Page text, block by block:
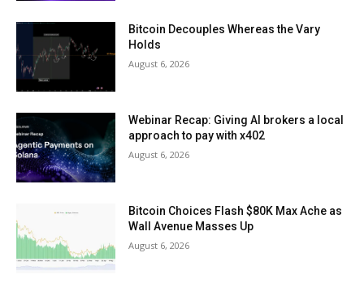
Bitcoin Decouples Whereas the Vary
Holds
August 6, 2026
Webinar Recap: Giving AI brokers a local
approach to pay with x402
August 6, 2026
Bitcoin Choices Flash $80K Max Ache as
Wall Avenue Masses Up
August 6, 2026